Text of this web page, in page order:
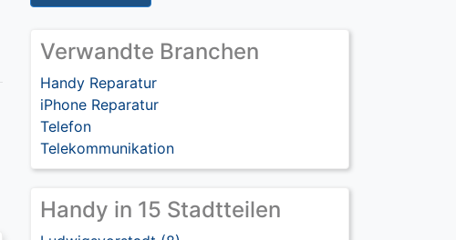
Verwandte Branchen
Handy Reparatur
iPhone Reparatur
Telefon
Telekommunikation
Handy in 15 Stadtteilen